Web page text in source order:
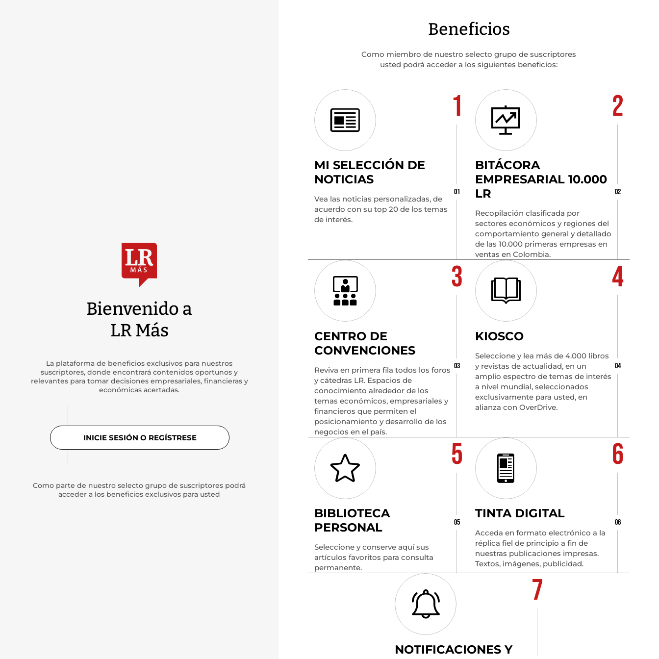
Bienvenido a
LR Más
La plataforma de beneficios exclusivos para nuestros
suscriptores, donde encontrará contenidos oportunos y
relevantes para tomar decisiones empresariales, financieras y
económicas acertadas.
INICIE SESIÓN O REGÍSTRESE
Como parte de nuestro selecto grupo de suscriptores podrá
acceder a los beneficios exclusivos para usted
Beneficios
Como miembro de nuestro selecto grupo de suscriptores
usted podrá acceder a los siguientes beneficios:
MI SELECCIÓN DE
NOTICIAS
Vea las noticias personalizadas, de
acuerdo con su top 20 de los temas
de interés.
1
01
BITÁCORA
EMPRESARIAL 10.000
LR
Recopilación clasificada por
sectores económicos y regiones del
comportamiento general y detallado
de las 10.000 primeras empresas en
ventas en Colombia.
2
02
CENTRO DE
CONVENCIONES
Reviva en primera fila todos los foros
y cátedras LR. Espacios de
conocimiento alrededor de los
temas económicos, empresariales y
financieros que permiten el
posicionamiento y desarrollo de los
negocios en el país.
3
03
KIOSCO
Seleccione y lea más de 4.000 libros
y revistas de actualidad, en un
amplio espectro de temas de interés
a nivel mundial, seleccionados
exclusivamente para usted, en
alianza con OverDrive.
4
04
BIBLIOTECA
PERSONAL
Seleccione y conserve aquí sus
artículos favoritos para consulta
permanente.
5
05
TINTA DIGITAL
Acceda en formato electrónico a la
réplica fiel de principio a fin de
nuestras publicaciones impresas.
Textos, imágenes, publicidad.
6
06
NOTIFICACIONES Y
7